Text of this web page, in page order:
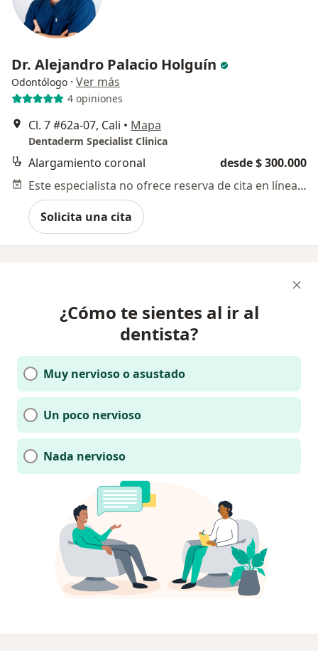
Dr. Alejandro Palacio Holguín
Odontólogo · Ver más
4 opiniones
Cl. 7 #62a-07, Cali • Mapa
Dentaderm Specialist Clinica
Alargamiento coronal
desde $ 300.000
Este especialista no ofrece reserva de cita en línea en esta dirección.
Solicita una cita
¿Cómo te sientes al ir al
dentista?
Muy nervioso o asustado
Un poco nervioso
Nada nervioso